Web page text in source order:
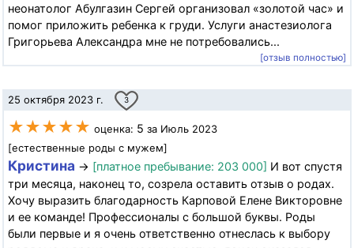
неонатолог Абулгазин Сергей организовал «золотой час» и
помог приложить ребенка к груди. Услуги анастезиолога
Григорьева Александра мне не потребовались...
[отзыв полностью]
25 октября 2023 г. 3
★★★★★ оценка: 5 за Июль 2023
[естественные роды с мужем]
Кристина → [платное пребывание: 203 000] И вот спустя
три месяца, наконец то, созрела оставить отзыв о родах.
Хочу выразить благодарность Карповой Елене Викторовне
и ее команде! Профессионалы с большой буквы. Роды
были первые и я очень ответственно отнеслась к выбору